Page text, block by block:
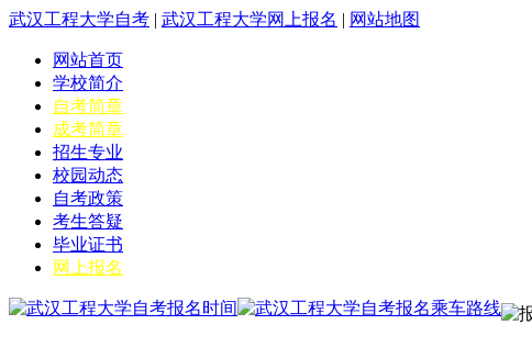
武汉工程大学自考 | 武汉工程大学网上报名 | 网站地图
网站首页
学校简介
自考简章
成考简章
招生专业
校园动态
自考政策
考生答疑
毕业证书
网上报名